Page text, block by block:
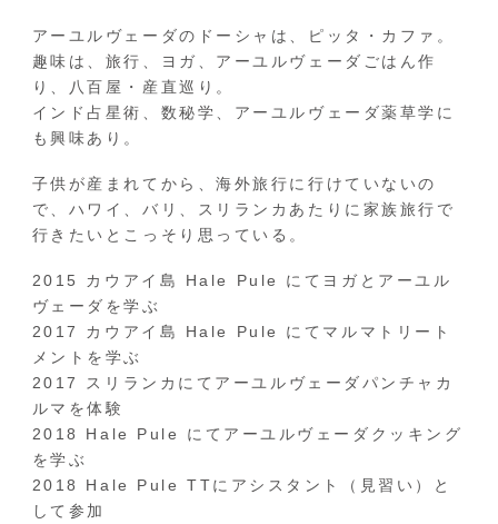
アーユルヴェーダのドーシャは、ピッタ・カファ。
趣味は、旅行、ヨガ、アーユルヴェーダごはん作
り、八百屋・産直巡り。
インド占星術、数秘学、アーユルヴェーダ薬草学に
も興味あり。
子供が産まれてから、海外旅行に行けていないの
で、ハワイ、バリ、スリランカあたりに家族旅行で
行きたいとこっそり思っている。
2015 カウアイ島 Hale Pule にてヨガとアーユル
ヴェーダを学ぶ
2017 カウアイ島 Hale Pule にてマルマトリート
メントを学ぶ
2017 スリランカにてアーユルヴェーダパンチャカ
ルマを体験
2018 Hale Pule にてアーユルヴェーダクッキング
を学ぶ
2018 Hale Pule TTにアシスタント（見習い）と
して参加